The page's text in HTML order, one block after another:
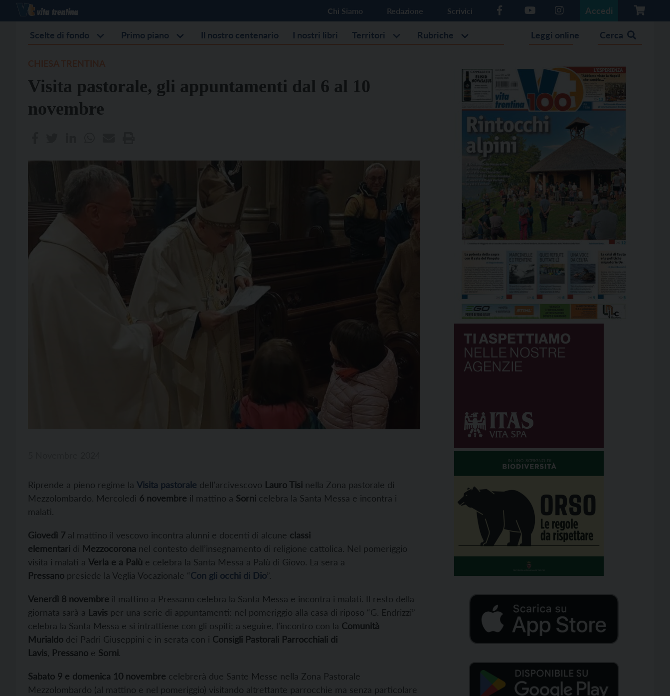
Chi Siamo Redazione Scrivici Accedi
Scelte di fondo Primo piano Il nostro centenario I nostri libri Territori Rubriche Leggi online Cerca
Visita pastorale, gli appuntamenti dal 6 al 10
novembre
Riprende a pieno regime la Visita pastorale dell’arcivescovo Lauro Tisi nella Zona pastorale di
Mezzolombardo. Mercoledì 6 novembre il mattino a Sorni celebra la Santa Messa e incontra i
malati.
Giovedì 7 al mattino il vescovo incontra alunni e docenti di alcune classi
elementari di Mezzocorona nel contesto dell’insegnamento di religione cattolica. Nel pomeriggio
visita i malati a Verla e a Palù e celebra la Santa Messa a Palù di Giovo. La sera a
Pressano presiede la Veglia Vocazionale “Con gli occhi di Dio”.
Venerdì 8 novembre il mattino a Pressano celebra la Santa Messa e incontra i malati. Il resto della
giornata sarà a Lavis per una serie di appuntamenti: nel pomeriggio alla casa di riposo “G. Endrizzi”
celebra la Santa Messa e si intrattiene con gli ospiti; a seguire, l’incontro con la Comunità
Murialdo dei Padri Giuseppini e in serata con i Consigli Pastorali Parrocchiali di
Lavis Pressano e Sorni.
Sabato 9 e domenica 10 novembre celebrerà due Sante Messe nella Zona Pastorale
Mezzolombardo (al mattino e nel pomeriggio) visitando altrettante parrocchie ma senza particolare